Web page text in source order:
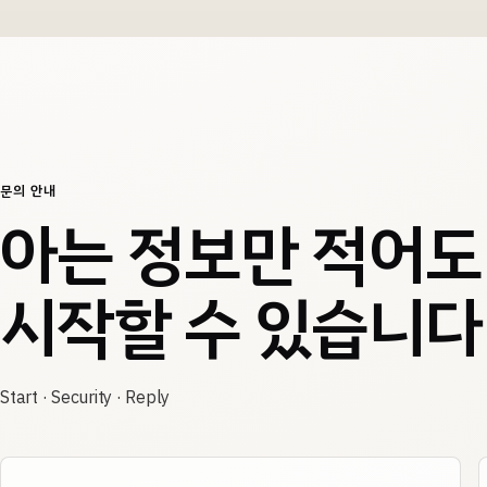
문의 안내
아는 정보만 적어
시작할 수 있습니다
Start · Security · Reply